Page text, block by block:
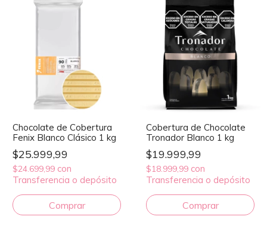
Chocolate de Cobertura
Fenix Blanco Clásico 1 kg
$25.999,99
$24.699,99 con
Transferencia o depósito
Cobertura de Chocolate
Tronador Blanco 1 kg
$19.999,99
$18.999,99 con
Transferencia o depósito